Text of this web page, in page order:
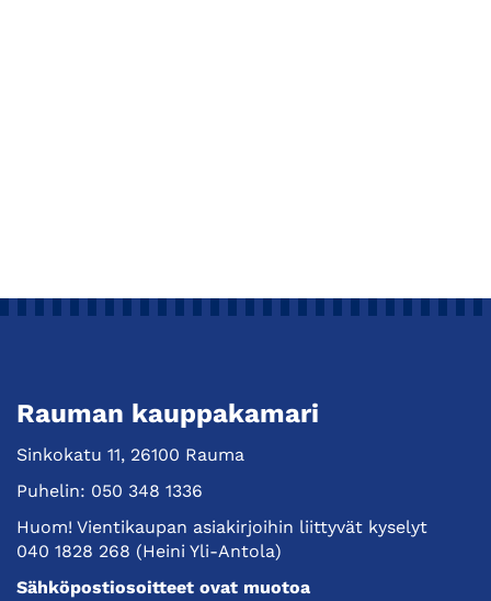
Rauman kauppakamari
Sinkokatu 11, 26100 Rauma
Puhelin: 050 348 1336
Huom! Vientikaupan asiakirjoihin liittyvät kyselyt
040 1828 268 (Heini Yli-Antola)
Sähköpostiosoitteet ovat muotoa